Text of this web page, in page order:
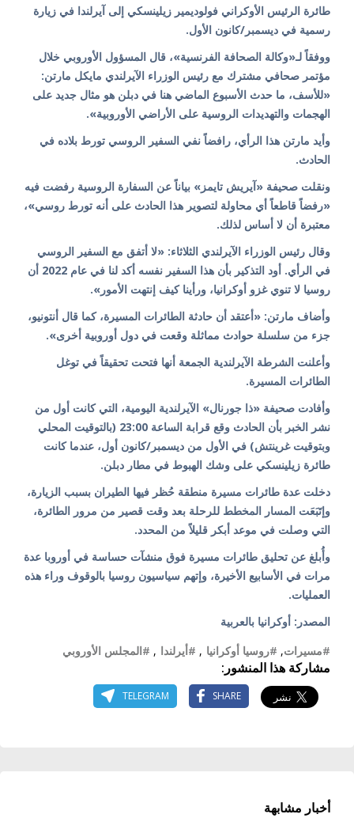
طائرة الرئيس الأوكراني فولوديمير زيلينسكي إلى آيرلندا في زيارة
رسمية في ديسمبر/كانون الأول.
ووفقاً لـ«وكالة الصحافة الفرنسية»، قال المسؤول الأوروبي خلال
مؤتمر صحافي مشترك مع رئيس الوزراء الآيرلندي مايكل مارتن:
«للأسف، ما حدث الأسبوع الماضي هنا في دبلن هو مثال جديد على
الهجمات والتهديدات الروسية على الأراضي الأوروبية».
وأيد مارتن هذا الرأي، رافضاً نفي السفير الروسي تورط بلاده في
الحادث.
ونقلت صحيفة «آيريش تايمز» بياناً عن السفارة الروسية رفضت فيه
«رفضاً قاطعاً أي محاولة لتصوير هذا الحادث على أنه تورط روسي»،
معتبرة أن لا أساس لذلك.
وقال رئيس الوزراء الآيرلندي الثلاثاء: «لا أتفق مع السفير الروسي
في الرأي. أود التذكير بأن هذا السفير نفسه أكد لنا في عام 2022 أن
روسيا لا تنوي غزو أوكرانيا، ورأينا كيف إنتهت الأمور».
وأضاف مارتن: «أعتقد أن حادثة الطائرات المسيرة، كما قال أنتونيو،
جزء من سلسلة حوادث مماثلة وقعت في دول أوروبية أخرى».
وأعلنت الشرطة الآيرلندية الجمعة أنها فتحت تحقيقاً في توغل
الطائرات المسيرة.
وأفادت صحيفة «ذا جورنال» الآيرلندية اليومية، التي كانت أول من
نشر الخبر بأن الحادث وقع قرابة الساعة 23:00 (بالتوقيت المحلي
وبتوقيت غرينتش) في الأول من ديسمبر/كانون أول، عندما كانت
طائرة زيلينسكي على وشك الهبوط في مطار دبلن.
دخلت عدة طائرات مسيرة منطقة حُظر فيها الطيران بسبب الزيارة،
وإتَبَعَت المسار المخطط للرحلة بعد وقت قصير من مرور الطائرة،
التي وصلت في موعد أبكر قليلاً من المحدد.
وأُبلغ عن تحليق طائرات مسيرة فوق منشآت حساسة في أوروبا عدة
مرات في الأسابيع الأخيرة، وإتهم سياسيون روسيا بالوقوف وراء هذه
العمليات.
المصدر: أوكرانيا بالعربية
#مسيرات, #روسيا أوكرانيا , #أيرلندا , #المجلس الأوروبي
مشاركة هذا المنشور:
SHARE
TELEGRAM
أخبار مشابهة